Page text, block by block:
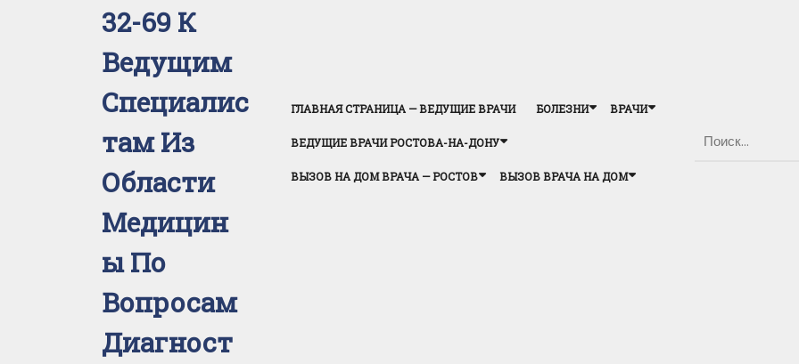
32-69 К
Ведущим
Специалис
Там Из
Области
Медицин
Ы По
Вопросам
Диагност
ГЛАВНАЯ СТРАНИЦА — ВЕДУЩИЕ ВРАЧИ БОЛЕЗНИ ВРАЧИ
ВЕДУЩИЕ ВРАЧИ РОСТОВА-НА-ДОНУ
ВЫЗОВ НА ДОМ ВРАЧА — РОСТОВ ВЫЗОВ ВРАЧА НА ДОМ